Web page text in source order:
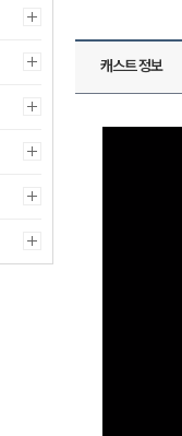
캐스트 정보